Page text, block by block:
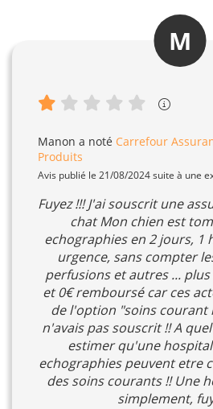
M
Manon a noté Carrefour
Produits
Avis publié le 21/08/2024 suite à une
Fuyez !!! J'ai souscrit une
chat Mon chien est
echographies en 2 jours, 1
urgence, sans compter
perfusions et autres ...
et 0€ remboursé car ces
de l'option "soins courant
n'avais pas souscrit !! A
estimer qu'une
echographies peuvent etre
des soins courants !! Une
simplement,